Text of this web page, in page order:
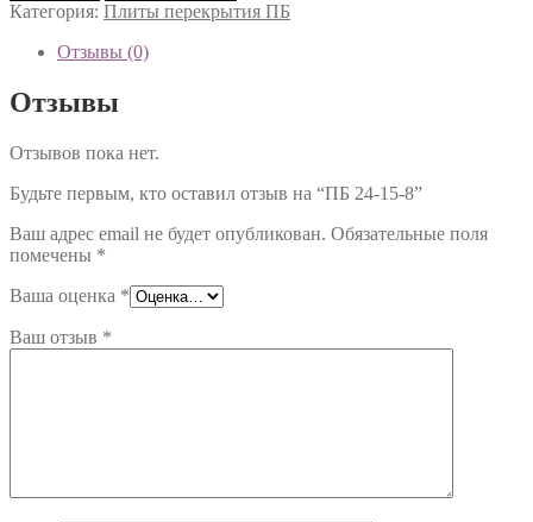
24-
Категория: Плиты перекрытия ПБ
Отзывы (0)
Отзывы
Отзывов пока нет.
Будьте первым, кто оставил отзыв на “ПБ 24-15-8”
Ваш адрес email не будет опубликован. Обязательные поля
помечены *
Ваша оценка *
Ваш отзыв *